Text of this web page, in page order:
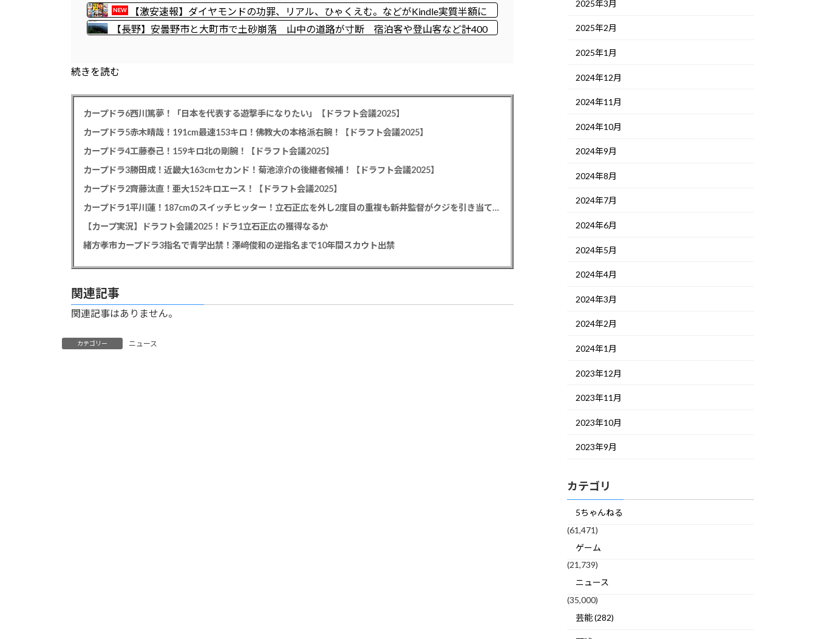
事情聴取
NEW
【激安速報】ダイヤモンドの功罪、リアル、ひゃくえむ。などがKindle実質半額に
なるセール、本日8/9終了！ついに完結、新テニスの王子様などのスポーツ漫画が対
【長野】安曇野市と大町市で土砂崩落 山中の道路が寸断 宿泊客や登山客など計400
続きを読む
カープドラ6西川篤夢！「日本を代表する遊撃手になりたい」【ドラフト会議2025】
カープドラ5赤木晴哉！191cm最速153キロ！佛教大の本格派右腕！【ドラフト会議2025】
カープドラ4工藤泰己！159キロ北の剛腕！【ドラフト会議2025】
カープドラ3勝田成！近畿大163cmセカンド！菊池涼介の後継者候補！【ドラフト会議2025】
カープドラ2齊藤汰直！亜大152キロエース！【ドラフト会議2025】
カープドラ1平川蓮！187cmのスイッチヒッター！立石正広を外し2度目の重複も新井監督がクジを引き当てる！【ドラフト会議2025】
【カープ実況】ドラフト会議2025！ドラ1立石正広の獲得なるか
緒方孝市カープドラ3指名で青学出禁！澤﨑俊和の逆指名まで10年間スカウト出禁
関連記事
関連記事はありません。
カテゴリー ニュース
2025年3月
2025年2月
2025年1月
2024年12月
2024年11月
2024年10月
2024年9月
2024年8月
2024年7月
2024年6月
2024年5月
2024年4月
2024年3月
2024年2月
2024年1月
2023年12月
2023年11月
2023年10月
2023年9月
カテゴリ
5ちゃんねる
(61,471)
ゲーム
(21,739)
ニュース
(35,000)
芸能 (282)